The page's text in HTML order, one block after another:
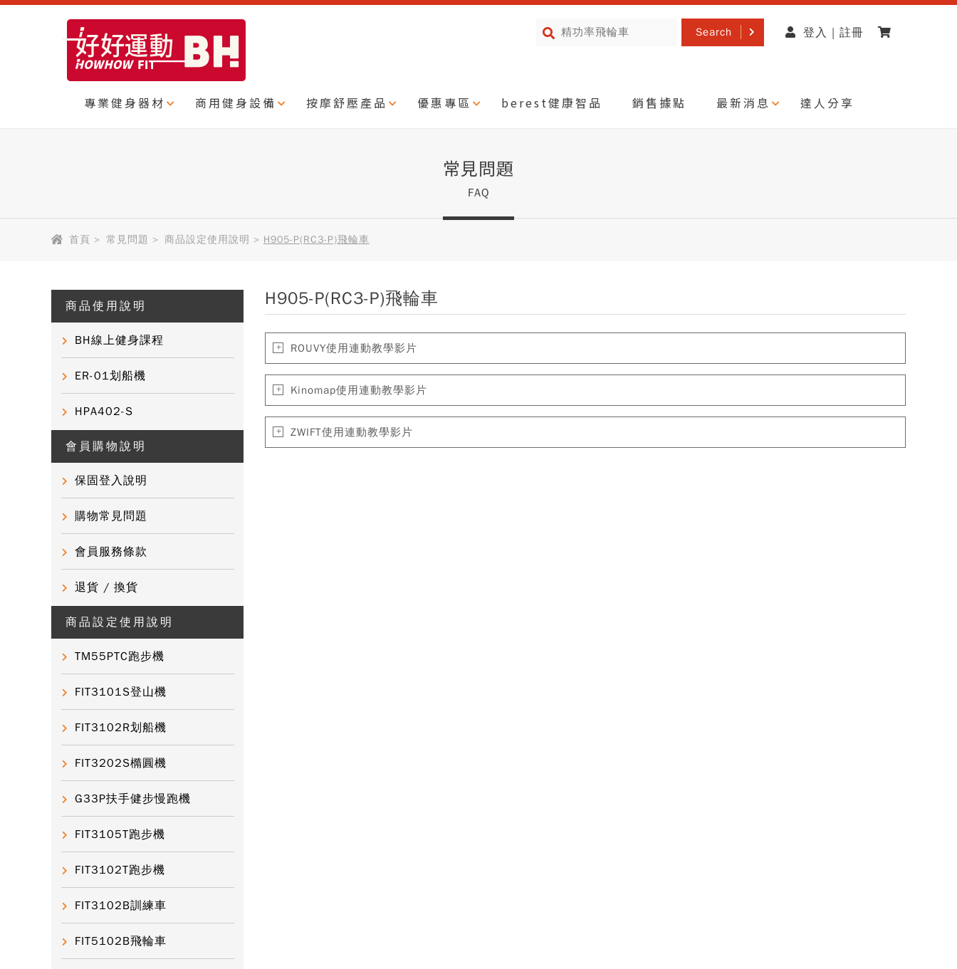
Search 登入 | 註冊
專業健身器材 商用健身設備 按摩舒壓產品 優惠專區 berest健康智品 銷售據點 最新消息 達人分享
常見問題
FAQ
首頁 > 常見問題 > 商品設定使用說明 > H905-P(RC3-P)飛輪車
商品使用說明
BH線上健身課程
ER-01划船機
HPA402-S
會員購物說明
保固登入說明
購物常見問題
會員服務條款
退貨 / 換貨
商品設定使用說明
TM55PTC跑步機
FIT3101S登山機
FIT3102R划船機
FIT3202S橢圓機
G33P扶手健步慢跑機
FIT3105T跑步機
FIT3102T跑步機
FIT3102B訓練車
FIT5102B飛輪車
H905-P(RC3-P)飛輪車
ROUVY使用連動教學影片
Kinomap使用連動教學影片
ZWIFT使用連動教學影片